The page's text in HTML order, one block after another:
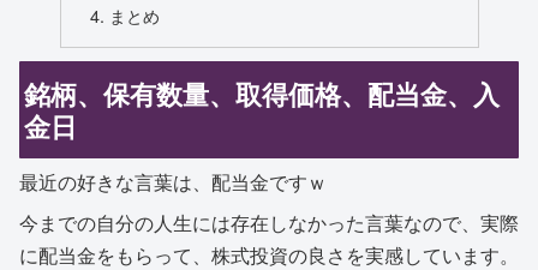
まとめ
銘柄、保有数量、取得価格、配当金、入
金日
最近の好きな言葉は、配当金ですｗ
今までの自分の人生には存在しなかった言葉なので、実際
に配当金をもらって、株式投資の良さを実感しています。